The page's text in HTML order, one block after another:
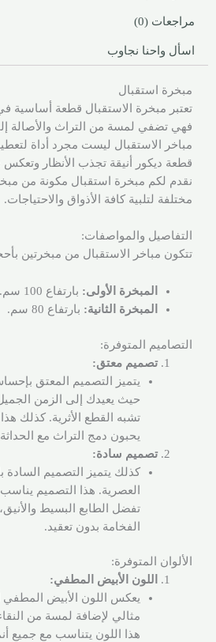
مراجعات (0)
اسأل واحنا نجاوب
مبخرة استقبال
تعتبر مبخرة الاستقبال قطعة
فهي تضفي لمسة من التراث والأصالة
مباخر الاستقبال ليست مجرد أداة
قطعة ديكور أنيقة تجذب الأنظار
نقدم لكم مبخرة استقبال مكونة من
مختلفة لتلبية كافة الأذواق والاحتياجات.
التفاصيل والمواصفات:
تتكون مباخر الاستقبال من مبخرتين
المبخرة الأولى: بارتفاع 100 سم.
المبخرة الثانية: بارتفاع 80 سم.
التصاميم المتوفرة:
تصميم معتق:
يتميز التصميم المعتق
حيث يعيدك إلى الزمن
تشبه القطع الأثرية. كذلك
يحبون دمج التراث مع
تصميم سادة:
كذلك يتميز التصميم السادة
العصرية. هذا التصميم يناسب
تفضل الطابع البسيط
الفخامة بدون تعقيد.
الألوان المتوفرة:
اللون الأبيض المطفي:
يعكس اللون الأبيض المطفي
مثالي لإضافة لمسة من
هذا اللون يتناسب مع جميع